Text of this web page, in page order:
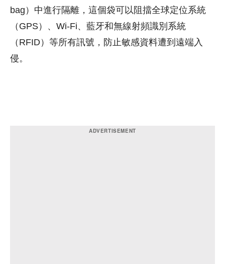
bag）中進行隔離，這個袋可以阻擋全球定位系統
（GPS）、Wi-Fi、藍牙和無線射頻識別系統
（RFID）等所有訊號，防止敏感資料遭到遠端入
侵。